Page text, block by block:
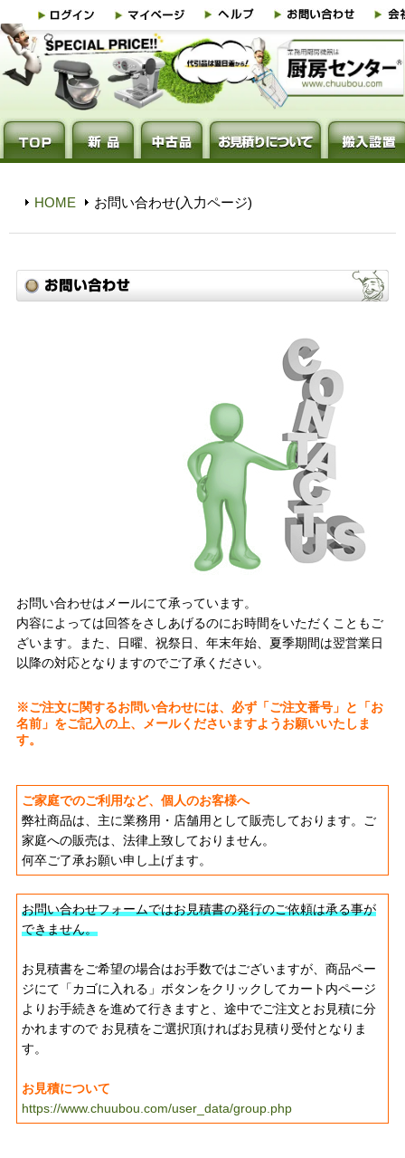
HOME お問い合わせ(入力ページ)
お問い合わせはメールにて承っています。
内容によっては回答をさしあげるのにお時間をいただくこともご
ざいます。また、日曜、祝祭日、年末年始、夏季期間は翌営業日
以降の対応となりますのでご了承ください。
※ご注文に関するお問い合わせには、必ず「ご注文番号」と「お
名前」をご記入の上、メールくださいますようお願いいたしま
す。
ご家庭でのご利用など、個人のお客様へ
弊社商品は、主に業務用・店舗用として販売しております。ご
家庭への販売は、法律上致しておりません。
何卒ご了承お願い申し上げます。
お問い合わせフォームではお見積書の発行のご依頼は承る事が
できません。
お見積書をご希望の場合はお手数ではございますが、商品ペー
ジにて「カゴに入れる」ボタンをクリックしてカート内ページ
よりお手続きを進めて行きますと、途中でご注文とお見積に分
かれますので お見積をご選択頂ければお見積り受付となりま
す。
お見積について
https://www.chuubou.com/user_data/group.php